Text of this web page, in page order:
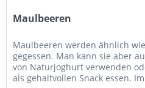
Maulbeeren
Maulbeeren werden ähnlich
gegessen. Man kann sie aber
von Naturjoghurt verwenden
als gehaltvollen Snack essen.